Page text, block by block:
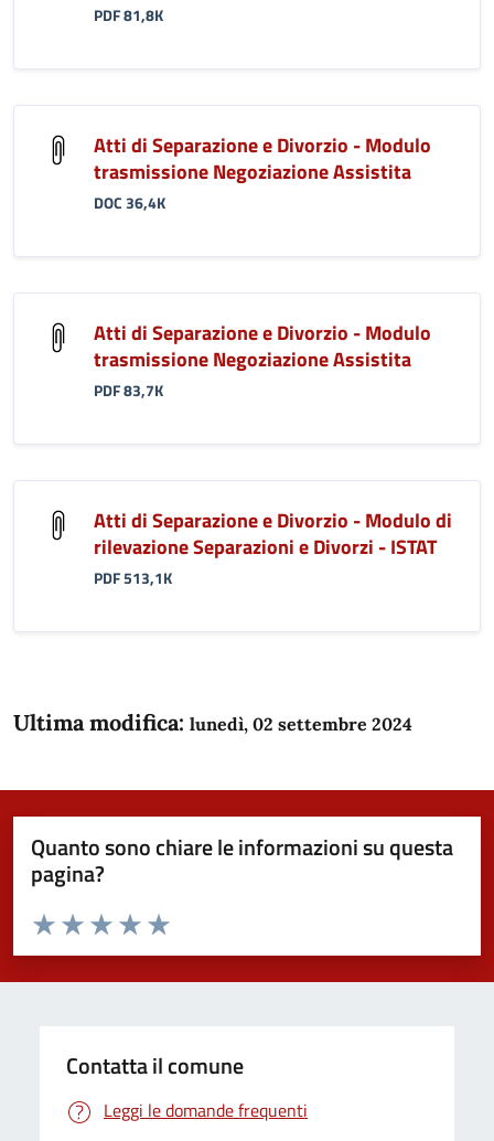
PDF 81,8K
Atti di Separazione e Divorzio - Modulo
trasmissione Negoziazione Assistita
DOC 36,4K
Atti di Separazione e Divorzio - Modulo
trasmissione Negoziazione Assistita
PDF 83,7K
Atti di Separazione e Divorzio - Modulo di
rilevazione Separazioni e Divorzi - ISTAT
PDF 513,1K
Ultima modifica: lunedì, 02 settembre 2024
Quanto sono chiare le informazioni su questa
pagina?
Domanda
Valuta da 1 a 5 stelle la pagina
Valuta 5 stelle su 5
Valuta 4 stelle su 5
Valuta 3 stelle su 5
Valuta 2 stelle su 5
Valuta 1 stelle su 5
Contatta il comune
Leggi le domande frequenti